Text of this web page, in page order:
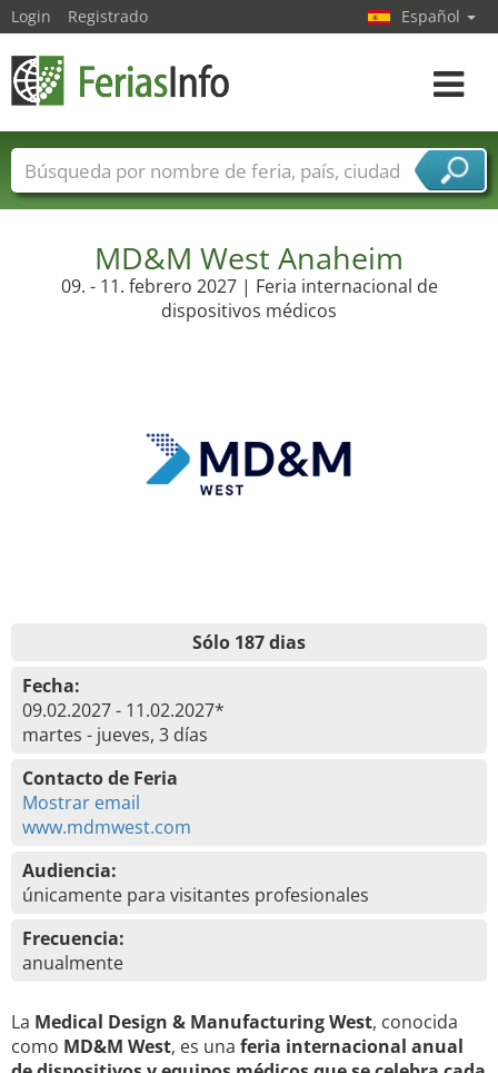
MD&M West Anaheim
09. - 11. febrero 2027 | Feria internacional de
dispositivos médicos
Sólo 187 dias
Fecha:
09.02.2027 - 11.02.2027*
martes - jueves, 3 días
Contacto de Feria
Mostrar email
www.mdmwest.com
Audiencia:
únicamente para visitantes profesionales
Frecuencia:
anualmente
La Medical Design & Manufacturing West, conocida
como MD&M West, es una feria internacional anual
Login Registrado Español
toggle
Nombres de ferias Países
Ciudades
Sectores de proveedor de servicios